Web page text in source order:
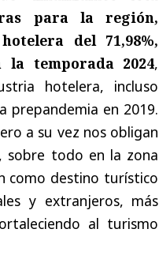
para la región,
del 71,98%,
la temporada 2024,
hotelera, incluso
prepandemia en 2019.
a su vez nos obligan
sobre todo en la zona
como destino turístico
y extranjeros, más
al turismo